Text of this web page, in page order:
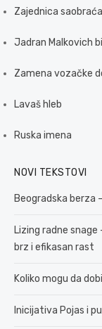
Zajednica
Jadran Malkovich
Zamena vozačke
Lavaš hleb
Ruska imena
NOVI TEKSTOVI
Beogradska
Lizing radne
brz i efikasan rast
Koliko mogu da
Inicijativa Pojas i